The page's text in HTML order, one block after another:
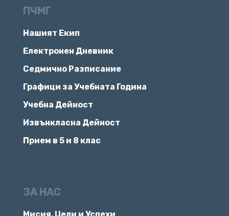
ПЧМГ
Нашият Екип
Електронен Дневник
Седмично Разписание
Графици за Учебната Година
Учебна Дейност
Извънкласна Дейност
Прием в 5 и 8 клас
ЗА НАС